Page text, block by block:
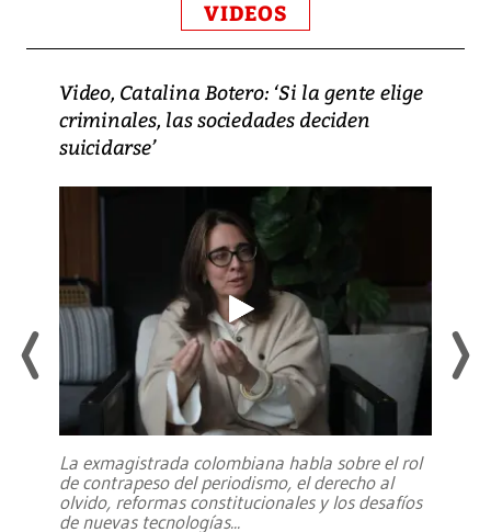
VIDEOS
Video, Catalina Botero: ‘Si la gente elige
criminales, las sociedades deciden
suicidarse’
La exmagistrada colombiana habla sobre el rol
de contrapeso del periodismo, el derecho al
olvido, reformas constitucionales y los desafíos
de nuevas tecnologías...